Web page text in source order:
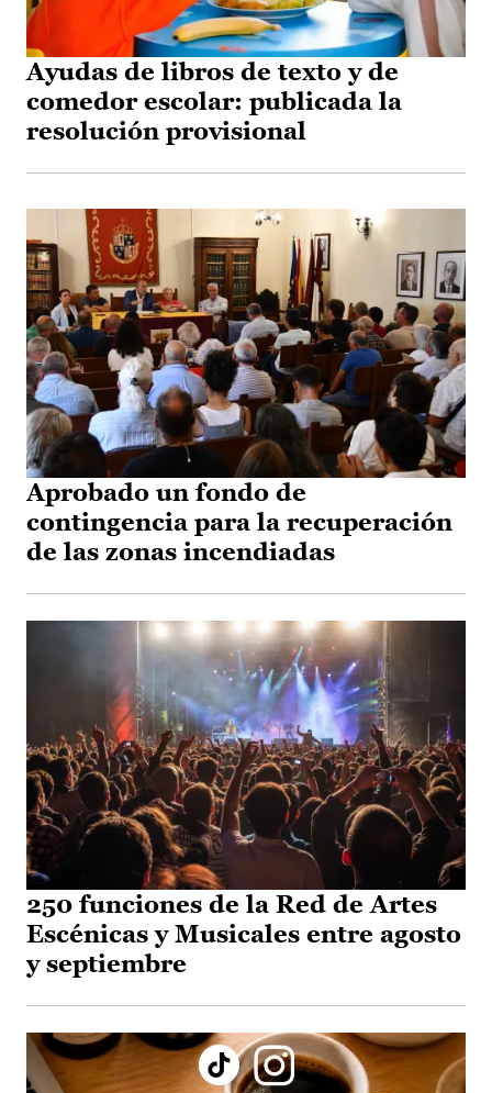
Ayudas de libros de texto y de
comedor escolar: publicada la
resolución provisional
Aprobado un fondo de
contingencia para la recuperación
de las zonas incendiadas
250 funciones de la Red de Artes
Escénicas y Musicales entre agosto
y septiembre